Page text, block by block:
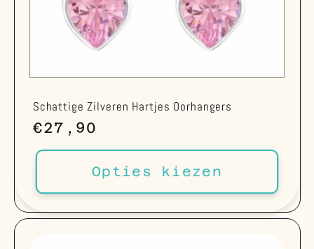
Schattige Zilveren Hartjes Oorhangers
Normale
prijs
€27,90
Opties kiezen